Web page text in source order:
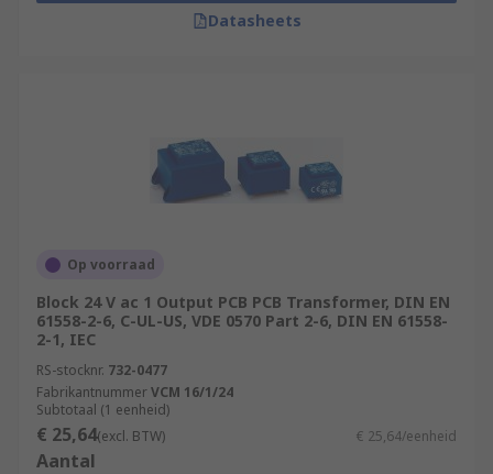
Datasheets
Op voorraad
Block 24 V ac 1 Output PCB PCB Transformer, DIN EN
61558-2-6, C-UL-US, VDE 0570 Part 2-6, DIN EN 61558-
2-1, IEC
RS-stocknr. 732-0477
FabrikantnummerVCM 16/1/24
Subtotaal (1 eenheid)
€ 25,64(excl. BTW) € 25,64/eenheid
Aantal